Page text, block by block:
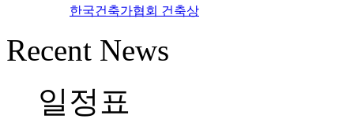
한국건축가협회 건축상
Recent News
일정표